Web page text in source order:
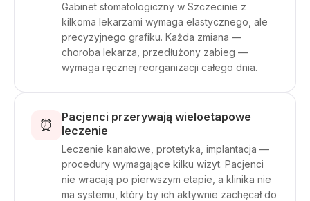
Gabinet stomatologiczny w Szczecinie z
kilkoma lekarzami wymaga elastycznego, ale
precyzyjnego grafiku. Każda zmiana —
choroba lekarza, przedłużony zabieg —
wymaga ręcznej reorganizacji całego dnia.
⏰
Pacjenci przerywają wieloetapowe
leczenie
Leczenie kanałowe, protetyka, implantacja —
procedury wymagające kilku wizyt. Pacjenci
nie wracają po pierwszym etapie, a klinika nie
ma systemu, który by ich aktywnie zachęcał do